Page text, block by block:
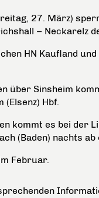
27. März)
– Neckarelz
HN Kaufland
über Sinsheim
(Elsenz) Hbf.
kommt es bei der
(Baden) nachts
Februar.